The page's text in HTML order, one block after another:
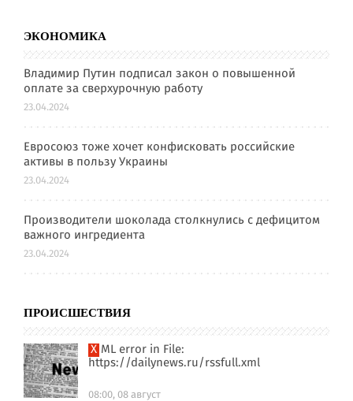
ЭКОНОМИКА
Владимир Путин подписал закон о повышенной
оплате за сверхурочную работу
23.04.2024
Евросоюз тоже хочет конфисковать российские
активы в пользу Украины
23.04.2024
Производители шоколада столкнулись с дефицитом
важного ингредиента
23.04.2024
ПРОИСШЕСТВИЯ
XML error in File:
https://dailynews.ru/rssfull.xml
08:00, 08 август